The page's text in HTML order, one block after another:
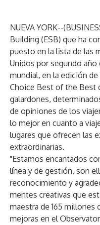
NUEVA YORK--(
Building (ESB) que ha
puesto en la lista de las
Unidos por segundo
mundial, en la edición
Choice Best of the Best
galardones,
de opiniones de los
lo mejor en cuanto a
lugares que ofrecen las
extraordinarias.
"Estamos encantados
línea y de gestión, son
reconocimiento y
mentes creativas que
maestra de 165 millones
mejoras en el